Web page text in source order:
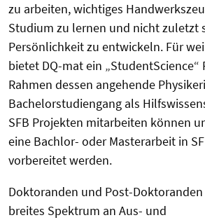
zu arbeiten, wichtiges
Studium zu lernen und nicht zuletzt
Persönlichkeit zu entwickeln. Für
bietet DQ-mat ein „StudentScience“
Rahmen dessen angehende
Bachelorstudiengang als
SFB Projekten mitarbeiten können
eine Bachlor- oder Masterarbeit in
vorbereitet werden.
Doktoranden und Post-
breites Spektrum an Aus- und